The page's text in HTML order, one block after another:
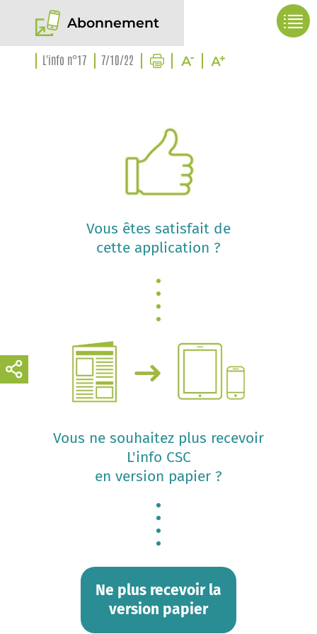
Abonnement
L'info n°17 7/10/22
Vous êtes satisfait de
cette application ?
Vous ne souhaitez plus recevoir
L'info CSC
en version papier ?
Ne plus recevoir la
version papier